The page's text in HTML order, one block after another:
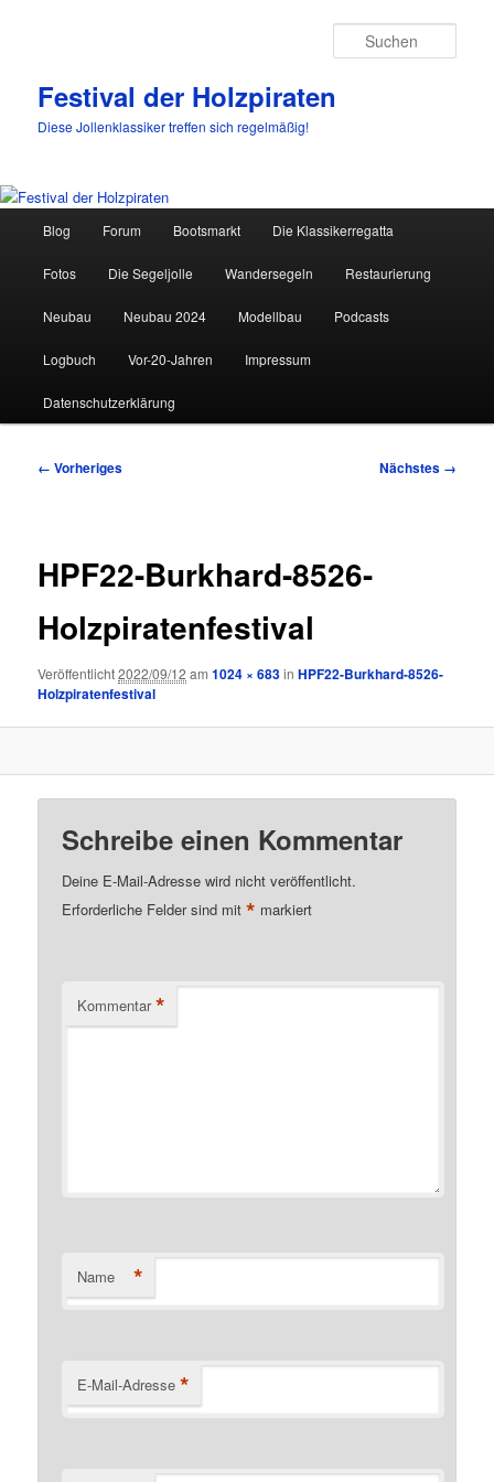
Festival der Holzpiraten
Diese Jollenklassiker treffen sich regelmäßig!
Zum
primären
Inhalt
springen
Blog Forum Bootsmarkt Die Klassikerregatta
Fotos Die Segeljolle Wandersegeln Restaurierung
Neubau Neubau 2024 Modellbau Podcasts
Logbuch Vor-20-Jahren Impressum
Datenschutzerklärung
Bilder-
← Vorheriges Nächstes →
HPF22-Burkhard-8526-
Holzpiratenfestival
Veröffentlicht2022/09/12 am1024 × 683inHPF22-Burkhard-8526-
Holzpiratenfestival
Schreibe einen Kommentar
Deine E-Mail-Adresse wird nicht veröffentlicht.
Erforderliche Felder sind mit* markiert
Kommentar *
Name *
E-Mail-Adresse *